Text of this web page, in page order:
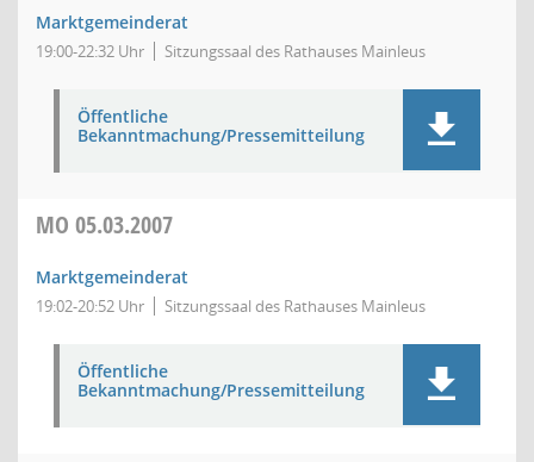
Marktgemeinderat
19:00-22:32 Uhr Sitzungssaal des Rathauses Mainleus
Öffentliche
Bekanntmachung/Pressemitteilung
MO 05.03.2007
Marktgemeinderat
19:02-20:52 Uhr Sitzungssaal des Rathauses Mainleus
Öffentliche
Bekanntmachung/Pressemitteilung